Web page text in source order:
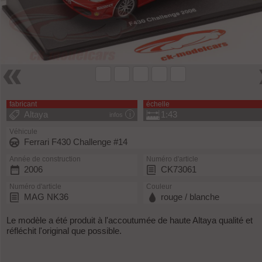
fabricant
infos
Altaya
échelle
1:43
Véhicule
Ferrari F430 Challenge #14
Année de construction
2006
Numéro d'article
CK73061
Numéro d'article
MAG NK36
Couleur
rouge / blanche
Le modèle a été produit à l'accoutumée de haute Altaya qualité et
réfléchit l'original que possible.